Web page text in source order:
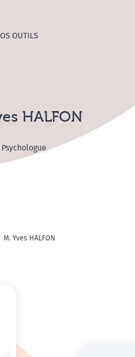
OUTILS
HALFON
Psychologue
M. Yves HALFON